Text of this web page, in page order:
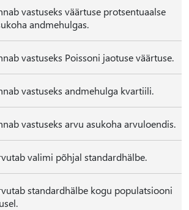
vastuseks väärtuse protsentuaalse
andmehulgas.
vastuseks Poissoni jaotuse väärtuse.
vastuseks andmehulga kvartiili.
vastuseks arvu asukoha arvuloendis.
valimi põhjal standardhälbe.
standardhälbe kogu populatsiooni